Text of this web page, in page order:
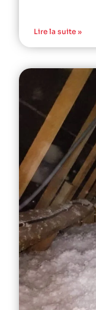
Lire la suite »